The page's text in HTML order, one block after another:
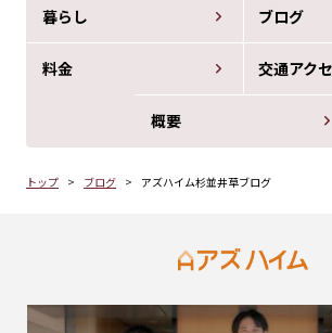
暮らし ブログ
料金 交通アク
概要
トップ ブログ アズハイム杉並井草ブログ